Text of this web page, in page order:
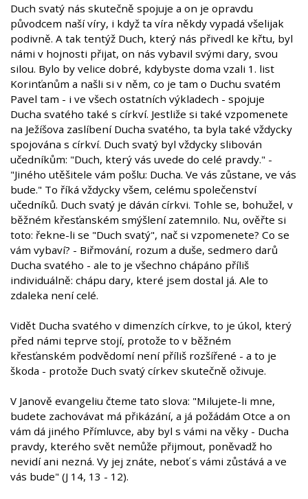
Duch svatý nás skutečně spojuje a on je opravdu
původcem naší víry, i když ta víra někdy vypadá všelijak
podivně. A tak tentýž Duch, který nás přivedl ke křtu, byl
námi v hojnosti přijat, on nás vybavil svými dary, svou
silou. Bylo by velice dobré, kdybyste doma vzali 1. list
Korinťanům a našli si v něm, co je tam o Duchu svatém
Pavel tam - i ve všech ostatních výkladech - spojuje
Ducha svatého také s církví. Jestliže si také vzpomenete
na Ježíšova zaslíbení Ducha svatého, ta byla také vždycky
spojována s církví. Duch svatý byl vždycky slibován
učedníkům: "Duch, který vás uvede do celé pravdy." -
"Jiného utěšitele vám pošlu: Ducha. Ve vás zůstane, ve vás
bude." To říká vždycky všem, celému společenství
učedníků. Duch svatý je dáván církvi. Tohle se, bohužel, v
běžném křesťanském smýšlení zatemnilo. Nu, ověřte si
toto: řekne-li se "Duch svatý", nač si vzpomenete? Co se
vám vybaví? - Biřmování, rozum a duše, sedmero darů
Ducha svatého - ale to je všechno chápáno příliš
individuálně: chápu dary, které jsem dostal já. Ale to
zdaleka není celé.
Vidět Ducha svatého v dimenzích církve, to je úkol, který
před námi teprve stojí, protože to v běžném
křesťanském podvědomí není příliš rozšířené - a to je
škoda - protože Duch svatý církev skutečně oživuje.
V Janově evangeliu čteme tato slova: "Milujete-li mne,
budete zachovávat má přikázání, a já požádám Otce a on
vám dá jiného Přímluvce, aby byl s vámi na věky - Ducha
pravdy, kterého svět nemůže přijmout, poněvadž ho
nevidí ani nezná. Vy jej znáte, neboť s vámi zůstává a ve
vás bude" (J 14, 13 - 12).